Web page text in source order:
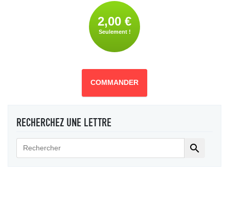
2,00 €
Seulement !
COMMANDER
RECHERCHEZ UNE LETTRE
